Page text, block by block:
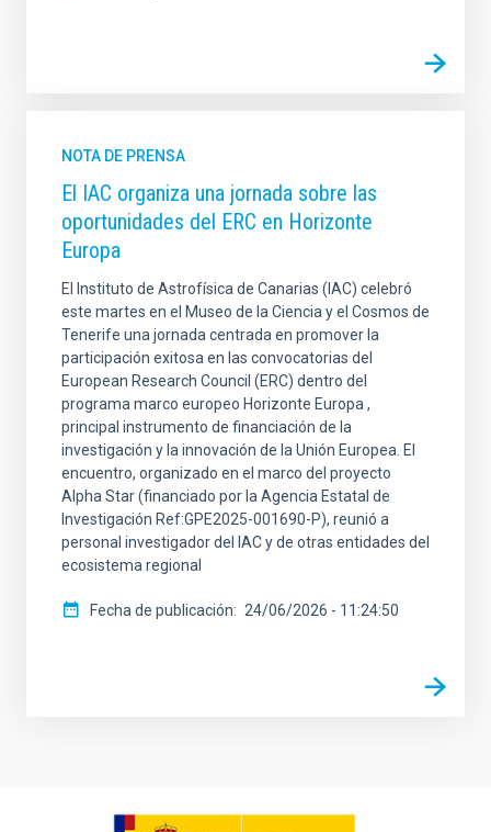
NOTA DE PRENSA
El IAC organiza una jornada sobre las
oportunidades del ERC en Horizonte
Europa
El Instituto de Astrofísica de Canarias (IAC) celebró
este martes en el Museo de la Ciencia y el Cosmos de
Tenerife una jornada centrada en promover la
participación exitosa en las convocatorias del
European Research Council (ERC) dentro del
programa marco europeo Horizonte Europa ,
principal instrumento de financiación de la
investigación y la innovación de la Unión Europea. El
encuentro, organizado en el marco del proyecto
Alpha Star (financiado por la Agencia Estatal de
Investigación Ref:GPE2025-001690-P), reunió a
personal investigador del IAC y de otras entidades del
ecosistema regional
Fecha de publicación 24/06/2026 - 11:24:50